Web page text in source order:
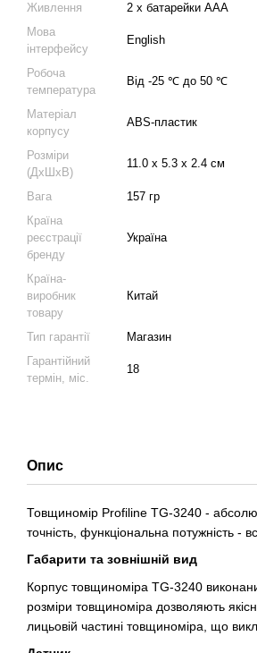
Живлення
2 х батарейки ААА
Мова
інтерфейсу
English
Робоча
температура
Від -25 ℃ до 50 ℃
Матеріал
корпусу
ABS-пластик
Розміри
(ДхШхВ)
11.0 х 5.3 х 2.4 см
Вага
157 гр
Країна
реєстрації
бренду
Україна
Країна-
виробник
товару
Китай
Тип гарантії
Магазин
Гарантійний
термін, міс.
18
Опис
Товщиномір Profiline TG-3240 -
точність, функціональна потужність
Габарити та зовнішній вид
Корпус товщиноміра TG-3240
розміри товщиноміра дозволяють
лицьовій частині товщиноміра, що